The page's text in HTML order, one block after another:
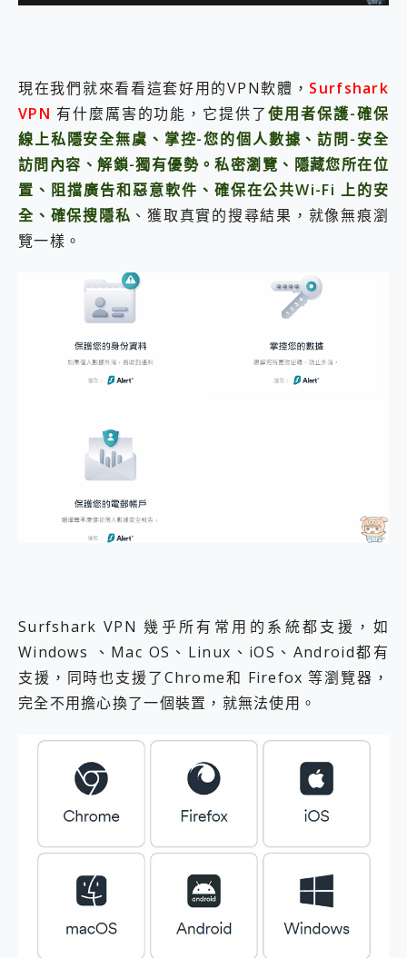
現在我們就來看看這套好用的VPN軟體， Surfshark
VPN 有什麼厲害的功能，它提供了使用者保護-確保
線上私隱安全無虞、掌控-您的個人數據、訪問-安全
訪問內容、解鎖-獨有優勢。私密瀏覽、隱藏您所在位
置、阻擋廣告和惡意軟件、確保在公共Wi-Fi 上的安
全、確保搜隱私 、獲取真實的搜尋結果，就像無痕瀏
覽一樣。
Surfshark VPN 幾乎所有常用的系統都支援，如
Windows 、Mac OS、Linux、iOS、Android都有
支援，同時也支援了Chrome和 Firefox 等瀏覽器，
完全不用擔心換了一個裝置，就無法使用。